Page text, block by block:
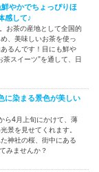
やかでちょっぴりほ
感して♪
お茶の産地として全国的
、美味しいお茶を使っ
るんです！目にも鮮や
スイーツ"を通して、日
に染まる景色が美しい
ら4月上旬にかけて、薄
景を見せてくれます。
神社の桜、街中にある
みませんか？